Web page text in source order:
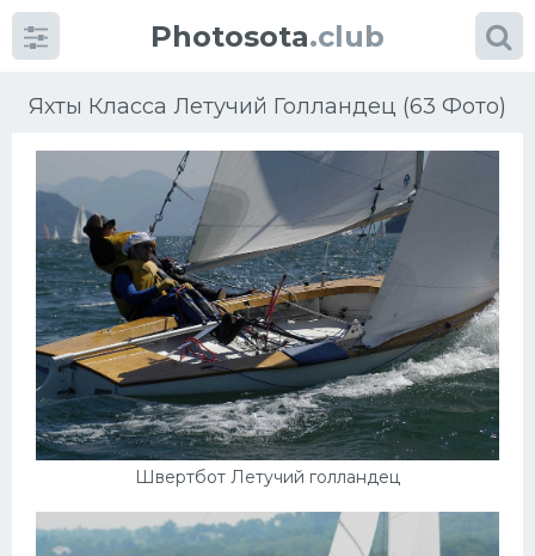
Photosota.club
Яхты Класса Летучий Голландец (63 Фото)
Швертбот Летучий голландец
КатегорииФото
Еще картинки...
Футбол
Баскетбол
Велогонки